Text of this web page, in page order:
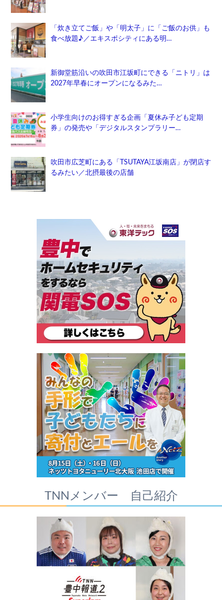
「炊き立てご飯」や「明太子」に「ご飯のお供」も
食べ放題♪／エキスポシティにある明…
新御堂筋沿いの吹田市江坂町にできる「ニトリ」は
2027年早春にオープンになるみた…
小学生向けのお得すぎる企画「夏休み子ども定期
券」の発売や「デジタルスタンプラリー…
吹田市広芝町にある「TSUTAYA江坂南店」が閉店す
るみたい／北摂最後の店舗
TNNメンバー 自己紹介